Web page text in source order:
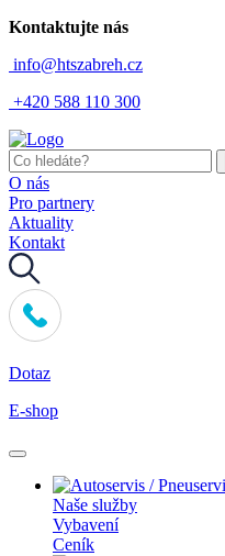
Kontaktujte nás
info@htszabreh.cz
+420 588 110 300
O nás
Pro partnery
Aktuality
Kontakt
Dotaz
E-shop
Naše služby
Vybavení
Ceník